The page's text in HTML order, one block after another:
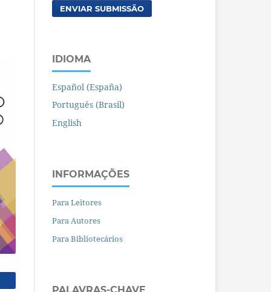
ENVIAR SUBMISSÃO
IDIOMA
Español (España)
Português (Brasil)
English
INFORMAÇÕES
Para Leitores
Para Autores
Para Bibliotecários